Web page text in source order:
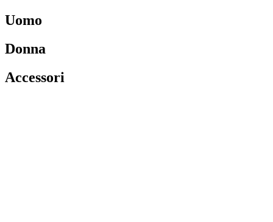
Uomo
Donna
Accessori